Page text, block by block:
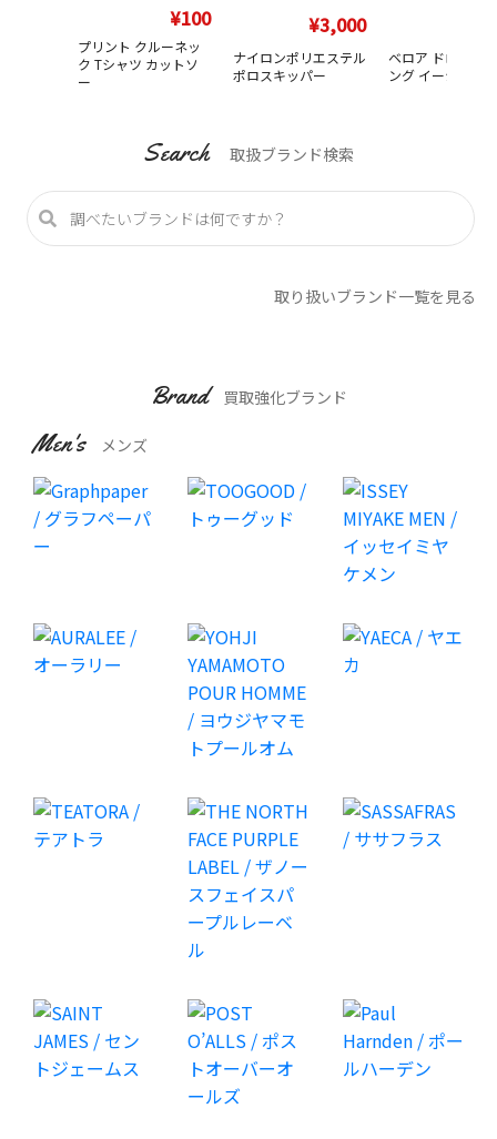
¥100
プリント クルーネッ
ク Tシャツ カットソ
ー
¥3,000
ナイロンポリエステル
ポロスキッパー
ベロア ドロース
ング イージーパ
Search 取扱ブランド検索
取り扱いブランド一覧を見る
Brand 買取強化ブランド
Men's メンズ